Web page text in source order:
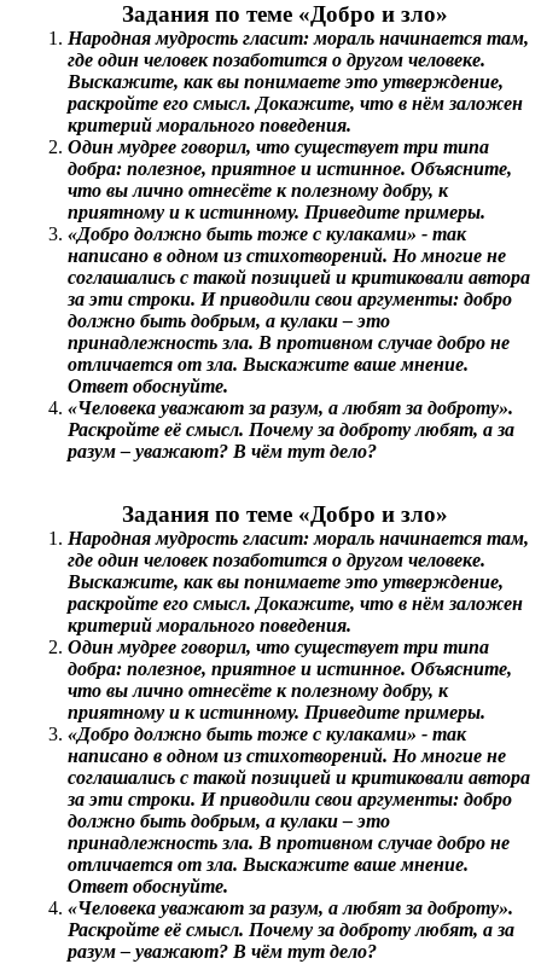
Задания по теме «Добро и зло»
Народная мудрость гласит: мораль начинается там,
где один человек позаботится о другом человеке.
Выскажите, как вы понимаете это утверждение,
раскройте его смысл. Докажите, что в нём заложен
критерий морального поведения.
Один мудрее говорил, что существует три типа
добра: полезное, приятное и истинное. Объясните,
что вы лично отнесёте к полезному добру, к
приятному и к истинному. Приведите примеры.
«Добро должно быть тоже с кулаками» - так
написано в одном из стихотворений. Но многие не
соглашались с такой позицией и критиковали автора
за эти строки. И приводили свои аргументы: добро
должно быть добрым, а кулаки – это
принадлежность зла. В противном случае добро не
отличается от зла. Выскажите ваше мнение.
Ответ обоснуйте.
«Человека уважают за разум, а любят за доброту».
Раскройте её смысл. Почему за доброту любят, а за
разум – уважают? В чём тут дело?
Задания по теме «Добро и зло»
Народная мудрость гласит: мораль начинается там,
где один человек позаботится о другом человеке.
Выскажите, как вы понимаете это утверждение,
раскройте его смысл. Докажите, что в нём заложен
критерий морального поведения.
Один мудрее говорил, что существует три типа
добра: полезное, приятное и истинное. Объясните,
что вы лично отнесёте к полезному добру, к
приятному и к истинному. Приведите примеры.
«Добро должно быть тоже с кулаками» - так
написано в одном из стихотворений. Но многие не
соглашались с такой позицией и критиковали автора
за эти строки. И приводили свои аргументы: добро
должно быть добрым, а кулаки – это
принадлежность зла. В противном случае добро не
отличается от зла. Выскажите ваше мнение.
Ответ обоснуйте.
«Человека уважают за разум, а любят за доброту».
Раскройте её смысл. Почему за доброту любят, а за
разум – уважают? В чём тут дело?